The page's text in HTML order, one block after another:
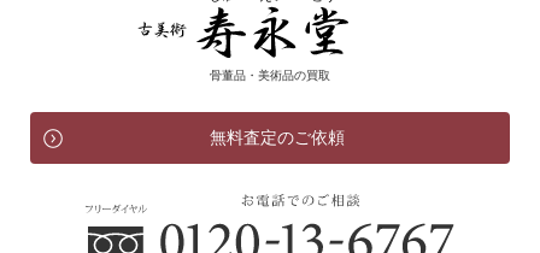
骨董品・美術品の買取
無料査定のご依頼